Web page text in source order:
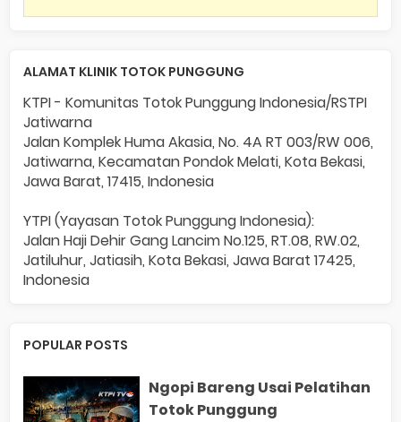
ALAMAT KLINIK TOTOK PUNGGUNG
KTPI - Komunitas Totok Punggung Indonesia/RSTPI
Jatiwarna
Jalan Komplek Huma Akasia, No. 4A RT 003/RW 006,
Jatiwarna, Kecamatan Pondok Melati, Kota Bekasi,
Jawa Barat, 17415, Indonesia
YTPI (Yayasan Totok Punggung Indonesia):
Jalan Haji Dehir Gang Lancim No.125, RT.08, RW.02,
Jatiluhur, Jatiasih, Kota Bekasi, Jawa Barat 17425,
Indonesia
POPULAR POSTS
Ngopi Bareng Usai Pelatihan
Totok Punggung